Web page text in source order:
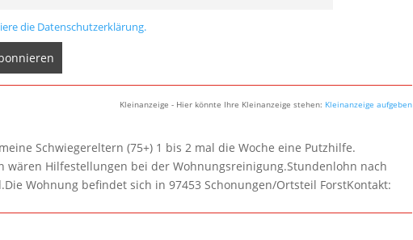
die Datenschutzerklärung.
Kleinanzeige - Hier könnte Ihre Kleinanzeige stehen: Kleinanzeige aufgeben
Schwiegereltern (75+) 1 bis 2 mal die Woche eine Putzhilfe.
wären Hilfestellungen bei der Wohnungsreinigung.Stundenlohn nach
Wohnung befindet sich in 97453 Schonungen/Ortsteil ForstKontakt: